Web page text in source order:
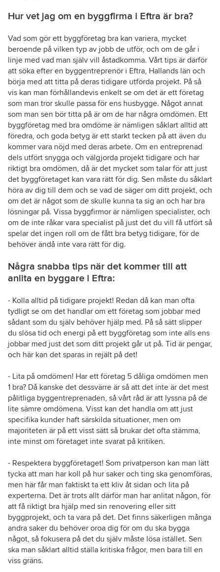
Hur vet jag om en byggfirma i Eftra är bra?
Vad som gör ett byggföretag bra kan variera, mycket
beroende på vilken typ av jobb de utför, och om de går i
linje med vad man själv vill åstadkomma. Vårt tips är därför
att söka efter en byggentreprenör i Eftra, Hallands län och
börja med att titta på deras tidigare utförda projekt. På så
vis kan man förhållandevis enkelt se om det är ett företag
som man tror skulle passa för ens husbygge. Något annat
som man sen bör titta på är om de har några omdömen. Ett
byggföretag med bra omdöme är nämligen såklart alltid att
föredra, och goda betyg är ett starkt tecken på att även du
kommer vara nöjd med deras arbete. Om en entreprenad
dels utfört snygga och välgjorda projekt tidigare och har
riktigt bra omdömen, då är det mycket som talar för att just
det byggföretaget kan vara rätt för dig. Sen måste du såklart
höra av dig till dem och se vad de säger om ditt projekt, och
om det är något som de skulle kunna ta sig an och har bra
lösningar på. Vissa byggfirmor är nämligen specialister, och
om de inte råkar vara specialist på just det du vill få utfört så
spelar det ingen roll om de fått bra betyg tidigare, för de
behöver ändå inte vara rätt för dig.
Några snabba tips när det kommer till att
anlita en byggare i Eftra:
- Kolla alltid på tidigare projekt! Redan då kan man ofta
tydligt se om det handlar om ett företag som jobbar med
sådant som du själv behöver hjälp med. På så sätt slipper
du slösa tid och energi på ett byggföretag som inte alls ens
jobbar med just det som ditt projekt går ut på. Tid är pengar,
och här kan det sparas in rejält på det!
- Lita på omdömen! Har ett företag 5 dåliga omdömen men
1 bra? Då kanske det dessvärre är så att det inte är det mest
pålitliga byggentreprenaden, så vårt råd är att lyssna på de
lite sämre omdömena. Visst kan det handla om att just
specifika kunder haft särskilda situationer, men om
majoriteten är på ett visst sätt så brukar det ofta stämma,
inte minst om företaget inte svarat på kritiken.
- Respektera byggföretaget! Som privatperson kan man lätt
tycka att man har koll på hur saker och ting ska genomföras,
men här får man faktiskt ta ett kliv åt sidan och lita på
experterna. Det är trots allt därför man har anlitat någon, för
att få riktigt bra hjälp med sin renovering eller sitt
byggprojekt, och ta vara på det. Det finns säkerligen många
andra saker du behöver oroa dig för om du ska bygga
något, så fokusera på det du själv måste lösa istället. Sen
ska man såklart alltid ställa kritiska frågor, men bara till en
viss gräns.